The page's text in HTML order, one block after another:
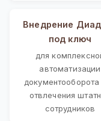
Внедрение
под ключ
для
автоматизации
документооборота
отвлечения
сотрудников